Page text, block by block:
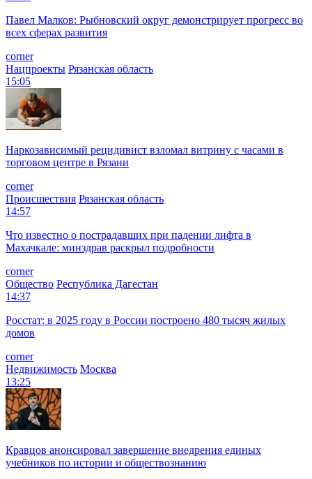
Павел Малков: Рыбновский округ демонстрирует прогресс во
всех сферах развития
corner
Нацпроекты Рязанская область
15:05
Наркозависимый рецидивист взломал витрину с часами в
торговом центре в Рязани
corner
Происшествия Рязанская область
14:57
Что известно о пострадавших при падении лифта в
Махачкале: минздрав раскрыл подробности
corner
Общество Республика Дагестан
14:37
Росстат: в 2025 году в России построено 480 тысяч жилых
домов
corner
Недвижимость Москва
13:25
Кравцов анонсировал завершение внедрения единых
учебников по истории и обществознанию